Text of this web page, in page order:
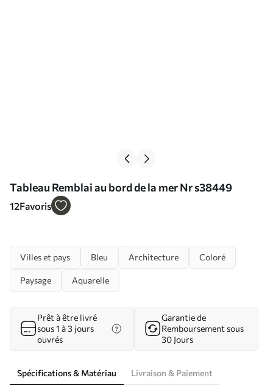
Tableau Remblai au bord de la mer Nr s38449
12Favoris
Villes et pays Bleu Architecture Coloré
Paysage Aquarelle
Prêt à être livré
sous 1 à 3 jours
ouvrés
Garantie de
Remboursement sous
30 Jours
Spécifications & Matériau
Livraison & Paiement